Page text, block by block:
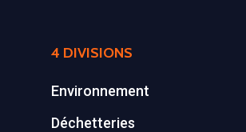
4 DIVISIONS
Environnement
Déchetteries